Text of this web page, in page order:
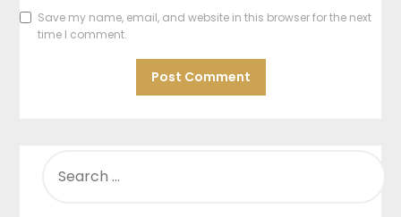
Save my name, email, and website in this browser for the next
time I comment.
FOR: